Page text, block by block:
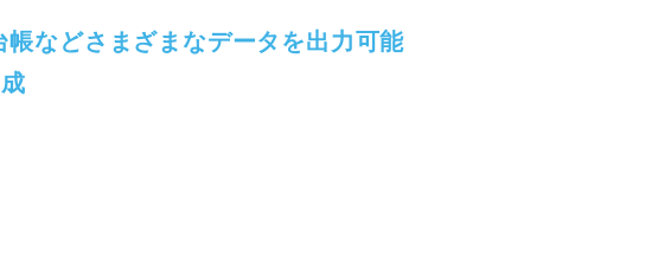
などさまざまなデータを出力可能